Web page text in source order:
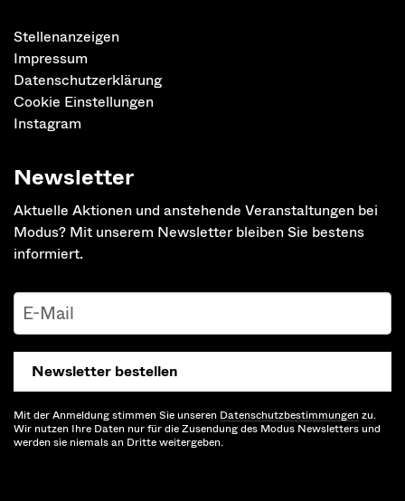
Stellenanzeigen
Impressum
Datenschutzerklärung
Cookie Einstellungen
Instagram
Newsletter
Aktuelle Aktionen und anstehende Veranstaltungen bei
Modus? Mit unserem Newsletter bleiben Sie bestens
informiert.
Newsletter bestellen
Mit der Anmeldung stimmen Sie unseren Datenschutz­bestimmungen zu.
Wir nutzen Ihre Daten nur für die Zusendung des Modus Newsletters und
werden sie niemals an Dritte weitergeben.